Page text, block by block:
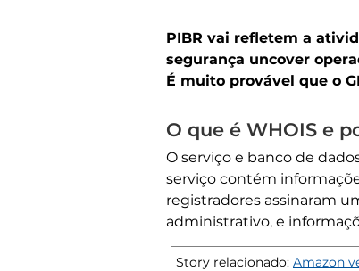
PIBR vai refletem a
segurança uncover
É muito provável que o
O que é WHOIS e
O serviço e banco de
serviço contém
registradores assinaram
administrativo, e
Story relacionado: Amazon